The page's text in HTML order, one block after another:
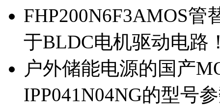
FHP200N6F3AMOS管
于BLDC电机驱动电路
户外储能电源的国产
IPP041N04NG的型号